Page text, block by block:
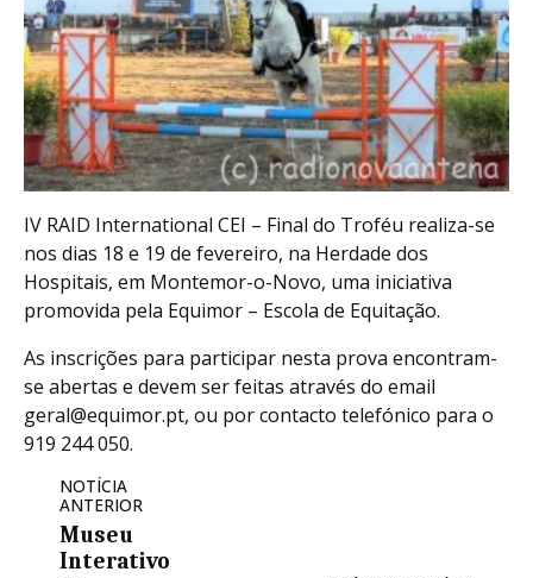
IV RAID International CEI – Final do Troféu realiza-se
nos dias 18 e 19 de fevereiro, na Herdade dos
Hospitais, em Montemor-o-Novo, uma iniciativa
promovida pela Equimor – Escola de Equitação.
As inscrições para participar nesta prova encontram-
se abertas e devem ser feitas através do email
geral@equimor.pt, ou por contacto telefónico para o
919 244 050.
NOTÍCIA
ANTERIOR
Museu
Interativo